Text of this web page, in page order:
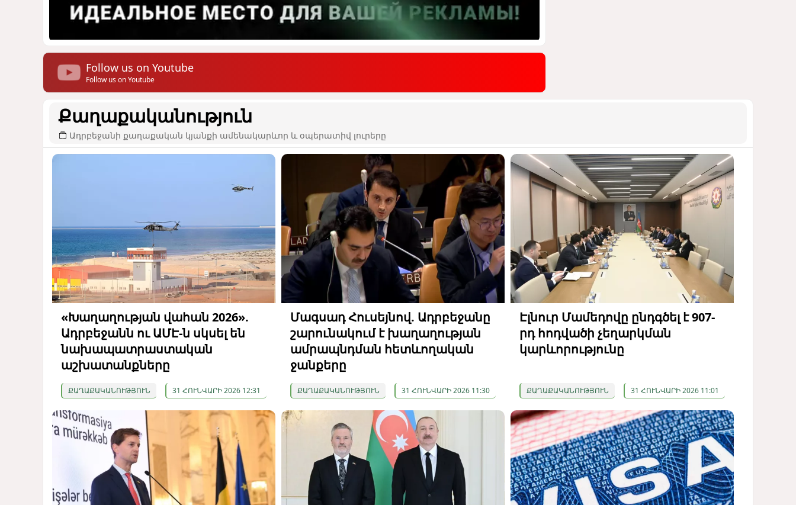
Follow us on Youtube
Follow us on Youtube
Քաղաքականություն
Ադրբեջանի քաղաքական կյանքի ամենակարևոր և օպերատիվ լուրերը
«Խաղաղության վահան 2026».
Ադրբեջանն ու ԱՄԷ-ն սկսել են
նախապատրաստական ​​
աշխատանքները
ՔԱՂԱՔԱԿԱՆՈՒԹՅՈՒՆ 31 ՀՈՒՆՎԱՐԻ 2026 12:31
Մագսադ Հուսեյնով. Ադրբեջանը
շարունակում է խաղաղության
ամրապնդման հետևողական
ջանքերը
ՔԱՂԱՔԱԿԱՆՈՒԹՅՈՒՆ 31 ՀՈՒՆՎԱՐԻ 2026 11:30
Էլնուր Մամեդովը ընդգծել է 907-
րդ հոդվածի չեղարկման
կարևորությունը
ՔԱՂԱՔԱԿԱՆՈՒԹՅՈՒՆ 31 ՀՈՒՆՎԱՐԻ 2026 11:01